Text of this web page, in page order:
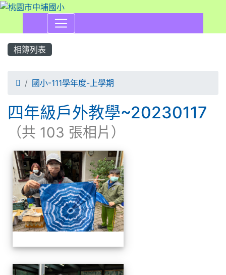
相簿列表
 國小-111學年度-上學期
四年級戶外教學~20230117
（共 103 張相片）
相簿列表 四年級戶外教學~20230117
四年級戶外教學~20230117